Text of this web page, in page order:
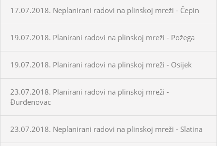
17.07.2018. Neplanirani radovi na plinskoj mreži - Čepin
19.07.2018. Planirani radovi na plinskoj mreži - Požega
19.07.2018. Planirani radovi na plinskoj mreži - Osijek
23.07.2018. Planirani radovi na plinskoj mreži -
Đurđenovac
23.07.2018. Neplanirani radovi na plinskoj mreži - Slatina